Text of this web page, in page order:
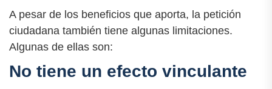
A pesar de los beneficios que aporta, la petición
ciudadana también tiene algunas limitaciones.
Algunas de ellas son:
No tiene un efecto vinculante